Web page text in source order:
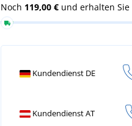
Noch 119,00 € und erhalten Sie
Kundendienst DE
Kundendienst AT